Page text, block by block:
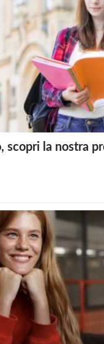
scopri la nostra